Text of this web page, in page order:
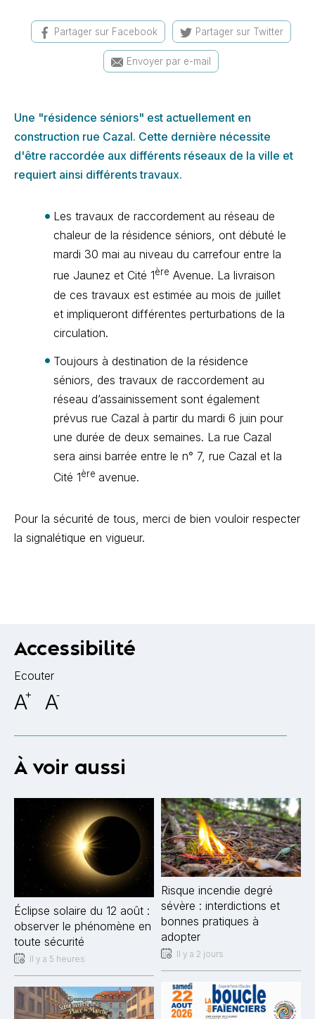
Partager sur Facebook Partager sur Twitter
Envoyer par e-mail
Une "résidence séniors" est actuellement en
construction rue Cazal. Cette dernière nécessite
d'être raccordée aux différents réseaux de la ville et
requiert ainsi différents travaux.
Les travaux de raccordement au réseau de
chaleur de la résidence séniors, ont débuté le
mardi 30 mai au niveau du carrefour entre la
rue Jaunez et Cité 1ère Avenue. La livraison
de ces travaux est estimée au mois de juillet
et impliqueront différentes perturbations de la
circulation.
Toujours à destination de la résidence
séniors, des travaux de raccordement au
réseau d’assainissement sont également
prévus rue Cazal à partir du mardi 6 juin pour
une durée de deux semaines. La rue Cazal
sera ainsi barrée entre le n° 7, rue Cazal et la
Cité 1ère avenue.
Pour la sécurité de tous, merci de bien vouloir respecter
la signalétique en vigueur.
Accessibilité
Ecouter
A+ A-
À voir aussi
Éclipse solaire du 12 août :
observer le phénomène en
toute sécurité
Il y a 5 heures
Risque incendie degré
sévère : interdictions et
bonnes pratiques à
adopter
Il y a 2 jours